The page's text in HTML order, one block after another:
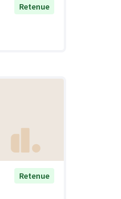
Retenue
Retenue